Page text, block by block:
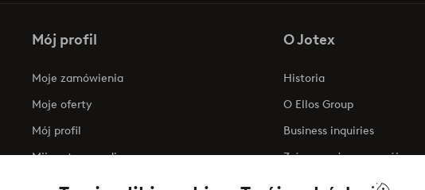
Mój profil
Moje zamówienia
Moje oferty
Mój profil
Mijn retourzendingen
O Jotex
Historia
O Ellos Group
Business inquiries
Zrównoważony rozwój
Oświadczenie o dostępności